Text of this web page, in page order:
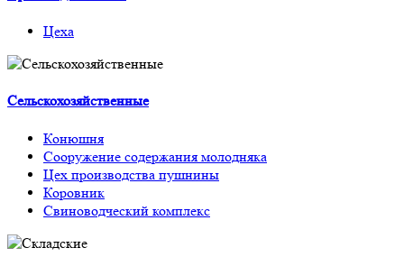
Цеха
Сельскохозяйственные
Конюшня
Сооружение содержания молодняка
Цех производства пушнины
Коровник
Свиноводческий комплекс